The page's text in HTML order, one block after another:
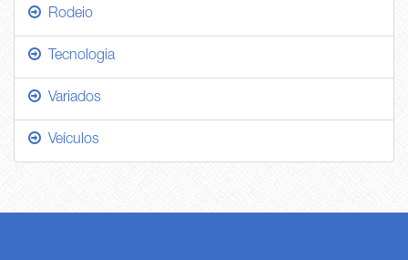
Rodeio
Tecnologia
Variados
Veículos